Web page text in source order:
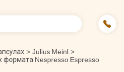
> Julius Meinl >
формата Nespresso Espresso